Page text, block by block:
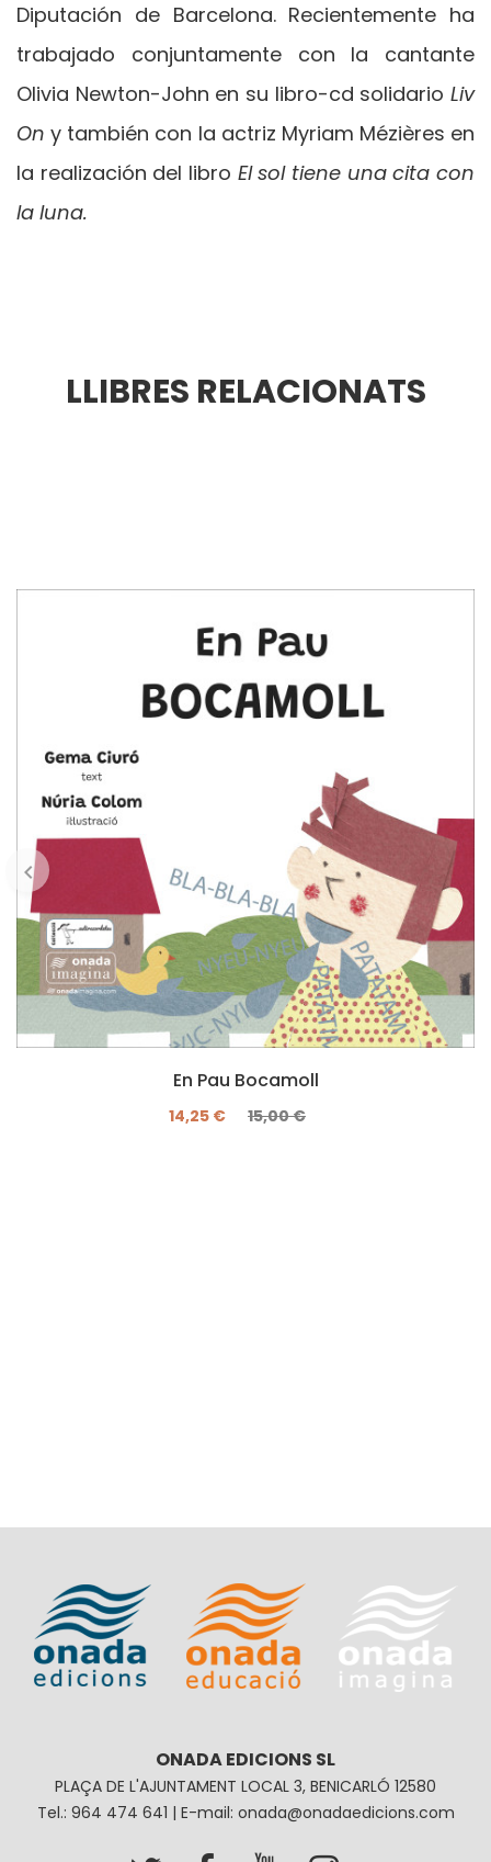
Diputación de Barcelona. Recientemente ha
trabajado conjuntamente con la cantante
Olivia Newton-John en su libro-cd solidario Liv
On y también con la actriz Myriam Mézières en
la realización del libro El sol tiene una cita con
la luna.
LLIBRES RELACIONATS
En Pau Bocamoll
14,25 € 15,00 €
ONADA EDICIONS SL
PLAÇA DE L'AJUNTAMENT LOCAL 3, BENICARLÓ 12580
Tel.: 964 474 641 | E-mail: onada@onadaedicions.com